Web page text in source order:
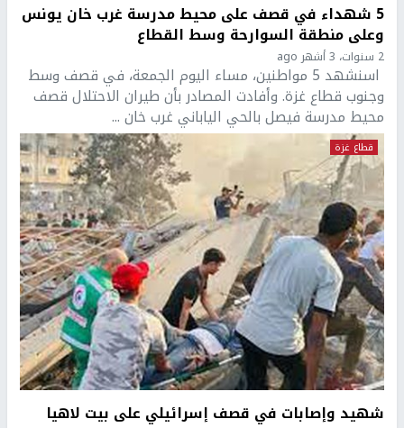
5 شهداء في قصف على محيط مدرسة غرب خان يونس
وعلى منطقة السوارحة وسط القطاع
2 سنوات، 3 أشهر ago
اسنشهد 5 مواطنين، مساء اليوم الجمعة، في قصف وسط
وجنوب قطاع غزة. وأفادت المصادر بأن طيران الاحتلال قصف
محيط مدرسة فيصل بالحي الياباني غرب خان ...
قطاع غزة
شهيد وإصابات في قصف إسرائيلي على بيت لاهيا